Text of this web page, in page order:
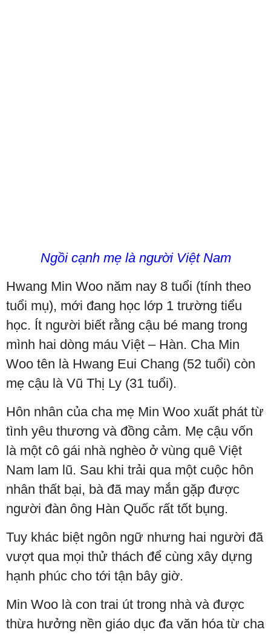
Ngồi cạnh mẹ là người Việt Nam
Hwang Min Woo năm nay 8 tuổi (tính theo
tuổi mụ), mới đang học lớp 1 trường tiểu
học. Ít người biết rằng cậu bé mang trong
mình hai dòng máu Việt – Hàn. Cha Min
Woo tên là Hwang Eui Chang (52 tuổi) còn
mẹ cậu là Vũ Thị Ly (31 tuổi).
Hôn nhân của cha mẹ Min Woo xuất phát từ
tình yêu thương và đồng cảm. Mẹ cậu vốn
là một cô gái nhà nghèo ở vùng quê Việt
Nam lam lũ. Sau khi trải qua một cuộc hôn
nhân thất bại, bà đã may mắn gặp được
người đàn ông Hàn Quốc rất tốt bụng.
Tuy khác biệt ngôn ngữ nhưng hai người đã
vượt qua mọi thử thách để cùng xây dựng
hạnh phúc cho tới tận bây giờ.
Min Woo là con trai út trong nhà và được
thừa hưởng nền giáo dục đa văn hóa từ cha